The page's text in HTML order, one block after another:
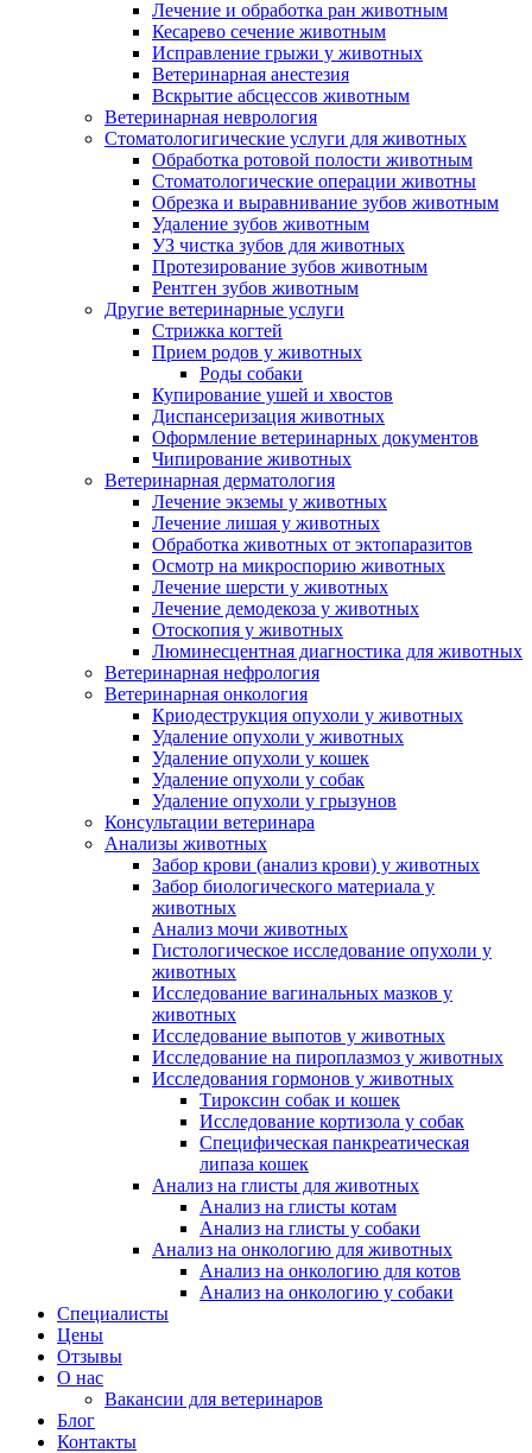
Лечение и обработка ран животным
Кесарево сечение животным
Исправление грыжи у животных
Ветеринарная анестезия
Вскрытие абсцессов животным
Ветеринарная неврология
Стоматологигические услуги для животных
Обработка ротовой полости животным
Стоматологические операции животны
Обрезка и выравнивание зубов животным
Удаление зубов животным
УЗ чистка зубов для животных
Протезирование зубов животным
Рентген зубов животным
Другие ветеринарные услуги
Стрижка когтей
Прием родов у животных
Роды собаки
Купирование ушей и хвостов
Диспансеризация животных
Оформление ветеринарных документов
Чипирование животных
Ветеринарная дерматология
Лечение экземы у животных
Лечение лишая у животных
Обработка животных от эктопаразитов
Осмотр на микроспорию животных
Лечение шерсти у животных
Лечение демодекоза у животных
Отоскопия у животных
Люминесцентная диагностика для животных
Ветеринарная нефрология
Ветеринарная онкология
Криодеструкция опухоли у животных
Удаление опухоли у животных
Удаление опухоли у кошек
Удаление опухоли у собак
Удаление опухоли у грызунов
Консультации ветеринара
Анализы животных
Забор крови (анализ крови) у животных
Забор биологического материала у
животных
Анализ мочи животных
Гистологическое исследование опухоли у
животных
Исследование вагинальных мазков у
животных
Исследование выпотов у животных
Исследование на пироплазмоз у животных
Исследования гормонов у животных
Тироксин собак и кошек
Исследование кортизола у собак
Специфическая панкреатическая
липаза кошек
Анализ на глисты для животных
Анализ на глисты котам
Анализ на глисты у собаки
Анализ на онкологию для животных
Анализ на онкологию для котов
Анализ на онкологию у собаки
Специалисты
Цены
Отзывы
О нас
Вакансии для ветеринаров
Блог
Контакты